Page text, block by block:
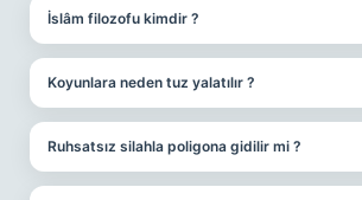
İslâm filozofu kimdir ?
Koyunlara neden tuz yalatılır ?
Ruhsatsız silahla poligona gidilir mi ?